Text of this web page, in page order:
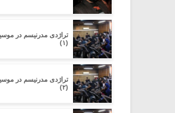
تراژدی مدرنیسم در
(۱)
تراژدی مدرنیسم در
(۲)